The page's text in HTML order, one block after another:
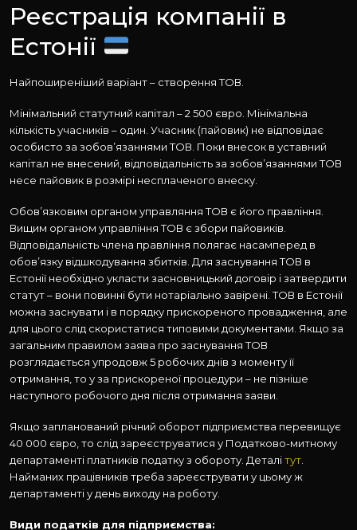
Реєстрація компанії в
Естонії
Найпоширеніший варіант – створення ТОВ.
Мінімальний статутний капітал – 2 500 євро. Мінімальна
кількість учасників – один. Учасник (пайовик) не відповідає
особисто за зобов’язаннями ТОВ. Поки внесок в уставний
капітал не внесений, відповідальність за зобов’язаннями ТОВ
несе пайовик в розмірі несплаченого внеску.
Обов’язковим органом управляння ТОВ є його правління.
Вищим органом управління ТОВ є збори пайовиків.
Відповідальність члена правління полягає насамперед в
обов’язку відшкодування збитків. Для заснування ТОВ в
Естонії необхідно укласти засновницький договір і затвердити
статут – вони повинні бути нотаріально завірені. ТОВ в Естонії
можна заснувати і в порядку прискореного провадження, але
для цього слід скористатися типовими документами. Якщо за
загальним правилом заява про заснування ТОВ
розглядається упродовж 5 робочих днів з моменту її
отримання, то у за прискореної процедури – не пізніше
наступного робочого дня після отримання заяви.
Якщо запланований річний оборот підприємства перевищує
40 000 євро, то слід зареєструватися у Податково-митному
департаменті платників податку з обороту. Деталітут
Найманих працівників треба зареєструвати у цьому ж
департаменті у день виходу на роботу.
Види податків для підприємства: